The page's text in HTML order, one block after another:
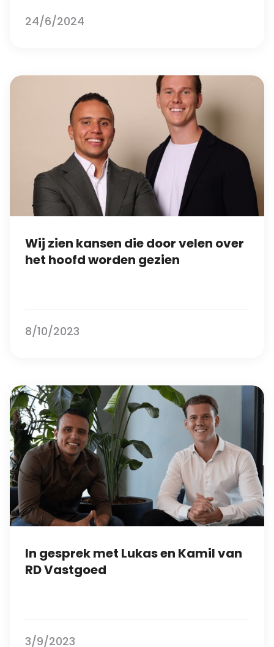
24/6/2024
Wij zien kansen die door velen over
het hoofd worden gezien
8/10/2023
In gesprek met Lukas en Kamil van
RD Vastgoed
3/9/2023